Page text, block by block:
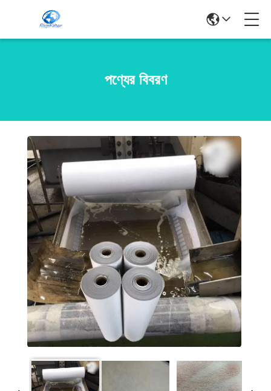
পণ্যের বিবরণ